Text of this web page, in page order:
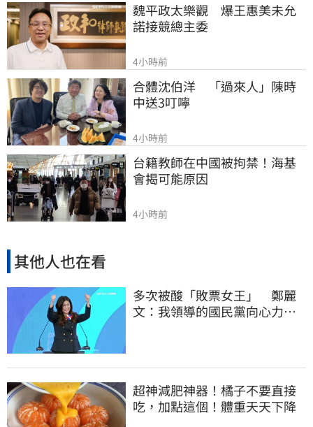
魏平政太樂觀　爆王惠美未允
諾接競總主委
4小時前
合體沈伯洋　「過來人」陳時
中送3叮嚀
4小時前
台籍教師在中國被拘禁！海基
會揭可能原因
4小時前
其他人也在看
多次被酸「敗票女王」 鄭麗
文：我領導的國民黨向心力
超神減肥神器！橘子不要直接
吃，加點這個！體重天天下降